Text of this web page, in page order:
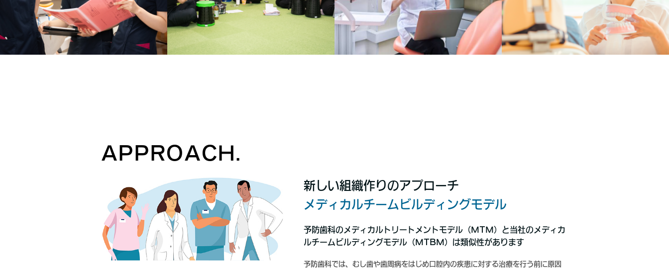
APPROACH.
新しい組織作りのアプローチ
メディカルチームビルディングモデル
予防歯科のメディカルトリートメントモデル（MTM）と当社のメディカ
ルチームビルディングモデル（MTBM）は類似性があります
予防歯科では、むし歯や歯周病をはじめ口腔内の疾患に対する治療を行う前に原因